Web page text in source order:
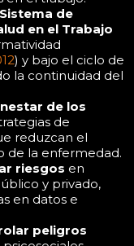
de
en el Trabajo
) y bajo el ciclo de
la continuidad del
de los
de
reduzcan el
de la enfermedad.
riesgos en
y privado,
en datos e
peligros